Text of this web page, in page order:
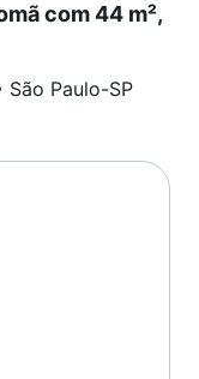
com 44 m²,
São Paulo-SP